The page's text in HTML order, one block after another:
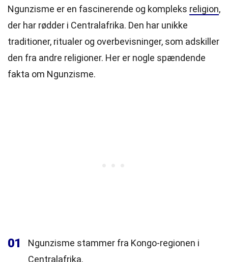
Ngunzisme er en fascinerende og kompleks religion,
der har rødder i Centralafrika. Den har unikke
traditioner, ritualer og overbevisninger, som adskiller
den fra andre religioner. Her er nogle spændende
fakta om Ngunzisme.
01
Ngunzisme stammer fra Kongo-regionen i
Centralafrika.